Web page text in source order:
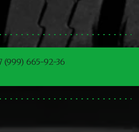
(999) 665-92-36